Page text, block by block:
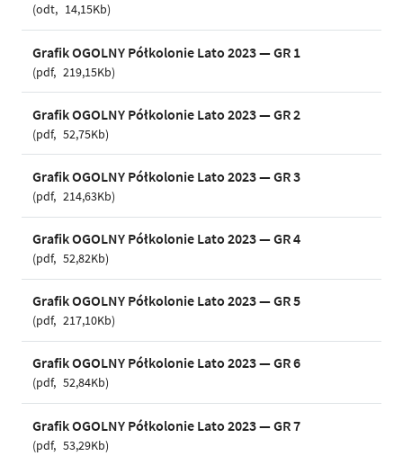
odt 14,15Kb
Grafik OGOLNY Półkolonie Lato 2023 — GR 1
pdf 219,15Kb
Grafik OGOLNY Półkolonie Lato 2023 — GR 2
pdf 52,75Kb
Grafik OGOLNY Półkolonie Lato 2023 — GR 3
pdf 214,63Kb
Grafik OGOLNY Półkolonie Lato 2023 — GR 4
pdf 52,82Kb
Grafik OGOLNY Półkolonie Lato 2023 — GR 5
pdf 217,10Kb
Grafik OGOLNY Półkolonie Lato 2023 — GR 6
pdf 52,84Kb
Grafik OGOLNY Półkolonie Lato 2023 — GR 7
pdf 53,29Kb